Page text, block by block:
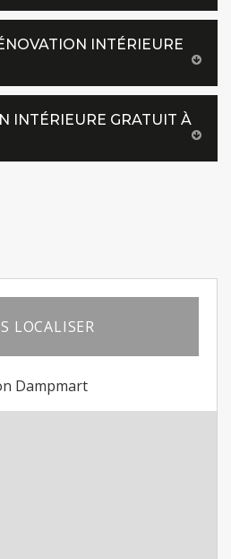
INTÉRIEURE
INTÉRIEURE GRATUIT À
LOCALISER
Dampmart